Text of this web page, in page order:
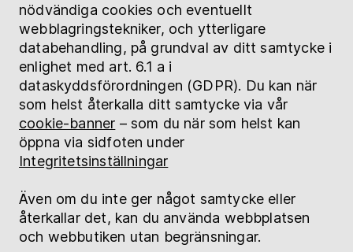
nödvändiga cookies och eventuellt
webblagringstekniker, och ytterligare
databehandling, på grundval av ditt samtycke i
enlighet med art. 6.1 a i
dataskyddsförordningen (GDPR). Du kan när
som helst återkalla ditt samtycke via vår
cookie-banner – som du när som helst kan
öppna via sidfoten under
Integritetsinställningar
Även om du inte ger något samtycke eller
återkallar det, kan du använda webbplatsen
och webbutiken utan begränsningar.